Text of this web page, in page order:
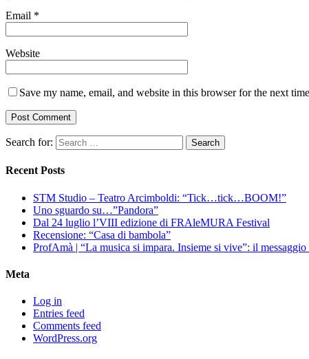
Email *
Website
Save my name, email, and website in this browser for the next
Search for:
Recent Posts
STM Studio – Teatro Arcimboldi: “Tick…tick…BOOM!”
Uno sguardo su…”Pandora”
Dal 24 luglio l’VIII edizione di FRAleMURA Festival
Recensione: “Casa di bambola”
ProfAmà | “La musica si impara. Insieme si vive”: il
Meta
Log in
Entries feed
Comments feed
WordPress.org